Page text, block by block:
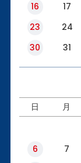
16
17
23
24
30
31
日 月
6
7